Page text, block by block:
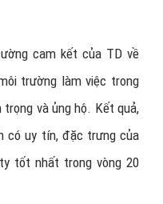
cam kết của TD về
trường làm việc trong
và ủng hộ. Kết quả,
có uy tín, đặc trưng của
tốt nhất trong vòng 20